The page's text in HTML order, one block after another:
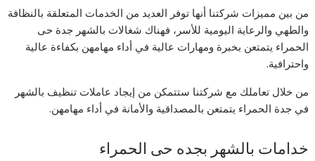
من بين مميزات شركتنا أنها توفر العديد من الخدمات المتعلقة بالنظافة
والطهي والرعاية اليومية للأسر، فهناك شغالات بالشهر جدة حى
الحمراء يتمتعن بخبرة ومهارات عالية في أداء مهامهن بكفاءة عالية
واحترافية.
من خلال تعاملك مع شركتنا ستتمكن من إيجاد عاملات تنظيف بالشهر
في جدة الحمراء يتمتعن بالمصداقية والأمانة في أداء مهامهن.
خدامات بالشهر بجده حى الحمراء